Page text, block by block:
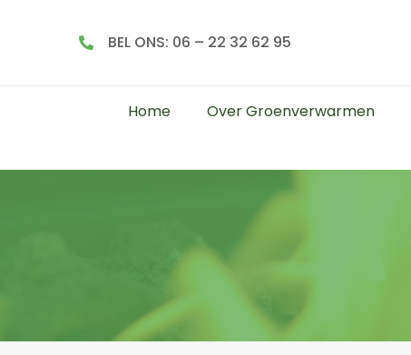
BEL ONS: 06 – 22 32 62 95
Home Over Groenverwarmen